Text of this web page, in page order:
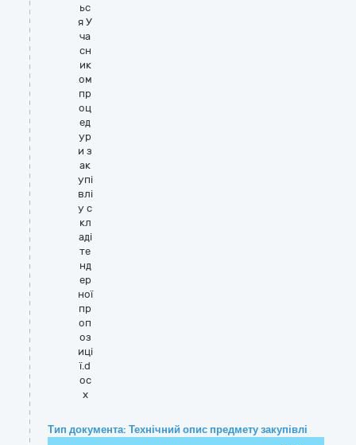
ьс
я У
ча
сн
ик
ом
пр
оц
ед
ур
и з
ак
упі
влі
у с
кл
аді
те
нд
ер
ної
пр
оп
оз
иці
ї.d
oc
x
Тип документа: Технічний опис предмету закупівлі